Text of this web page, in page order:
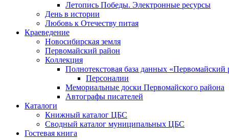
Летопись Победы. Электронные ресурсы
День в истории
Любовь к Отечеству питая
Краеведение
Новосибирская земля
Первомайский район
Коллекция
Полнотекстовая база данных «Первомайский
Персоналии
Мемориальные доски Первомайского района
Автографы писателей
Каталоги
Книжный каталог ЦБС
Сводный каталог муниципальных ЦБС
Гостевая книга